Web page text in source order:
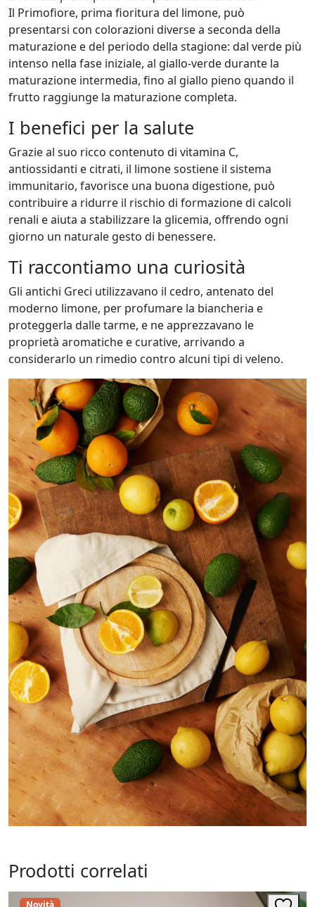
Il Primofiore, prima fioritura del limone, può
presentarsi con colorazioni diverse a seconda della
maturazione e del periodo della stagione: dal verde più
intenso nella fase iniziale, al giallo-verde durante la
maturazione intermedia, fino al giallo pieno quando il
frutto raggiunge la maturazione completa.
I benefici per la salute
Grazie al suo ricco contenuto di vitamina C,
antiossidanti e citrati, il limone sostiene il sistema
immunitario, favorisce una buona digestione, può
contribuire a ridurre il rischio di formazione di calcoli
renali e aiuta a stabilizzare la glicemia, offrendo ogni
giorno un naturale gesto di benessere.
Ti raccontiamo una curiosità
Gli antichi Greci utilizzavano il cedro, antenato del
moderno limone, per profumare la biancheria e
proteggerla dalle tarme, e ne apprezzavano le
proprietà aromatiche e curative, arrivando a
considerarlo un rimedio contro alcuni tipi di veleno.
Prodotti correlati